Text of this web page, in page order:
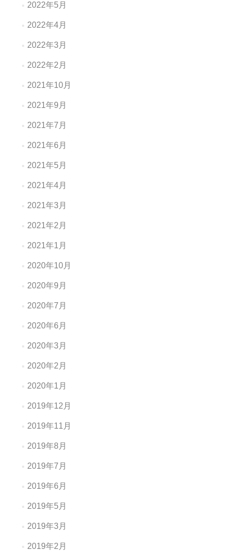
2022年5月
2022年4月
2022年3月
2022年2月
2021年10月
2021年9月
2021年7月
2021年6月
2021年5月
2021年4月
2021年3月
2021年2月
2021年1月
2020年10月
2020年9月
2020年7月
2020年6月
2020年3月
2020年2月
2020年1月
2019年12月
2019年11月
2019年8月
2019年7月
2019年6月
2019年5月
2019年3月
2019年2月